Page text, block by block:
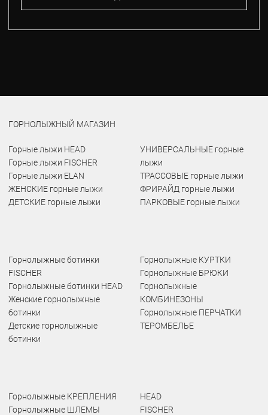
ГОРНОЛЫЖНЫЙ МАГАЗИН
Горные лыжи HEAD
Горные лыжи FISCHER
Горные лыжи ELAN
ЖЕНСКИЕ горные лыжи
ДЕТСКИЕ горные лыжи
УНИВЕРСАЛЬНЫЕ горные
лыжи
ТРАССОВЫЕ горные лыжи
ФРИРАЙД горные лыжи
ПАРКОВЫЕ горные лыжи
Горнолыжные ботинки
FISCHER
Горнолыжные ботинки HEAD
Женские горнолыжные
ботинки
Детские горнолыжные
ботинки
Горнолыжные КУРТКИ
Горнолыжные БРЮКИ
Горнолыжные
КОМБИНЕЗОНЫ
Горнолыжные ПЕРЧАТКИ
ТЕРОМБЕЛЬЕ
Горнолыжные КРЕПЛЕНИЯ
Горнолыжные ШЛЕМЫ
HEAD
FISCHER